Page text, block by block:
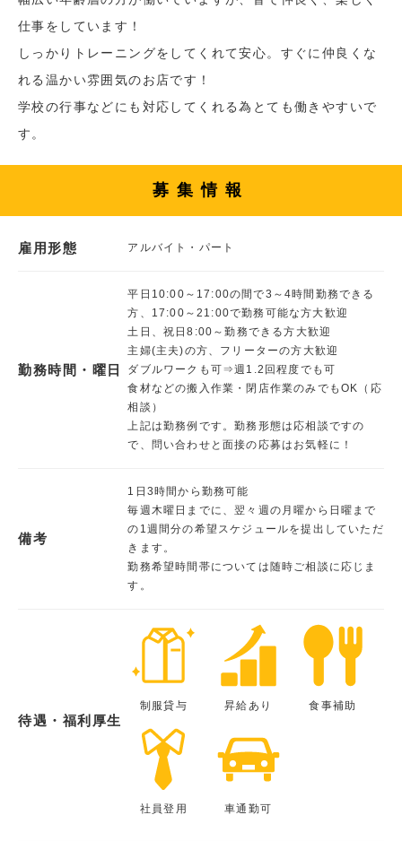
仕事をしています！
しっかりトレーニングをしてくれて安心。すぐに仲良くな
れる温かい雰囲気のお店です！
学校の行事などにも対応してくれる為とても働きやすいで
す。
募集情報
雇用形態 アルバイト・パート
勤務時間・曜日
平日10:00～17:00の間で3～4時間勤務できる
方、17:00～21:00で勤務可能な方大歓迎
土日、祝日8:00～勤務できる方大歓迎
主婦(主夫)の方、フリーターの方大歓迎
ダブルワークも可⇒週1.2回程度でも可
食材などの搬入作業・閉店作業のみでもOK（応
相談）
上記は勤務例です。勤務形態は応相談ですの
で、問い合わせと面接の応募はお気軽に！
備考
1日3時間から勤務可能
毎週木曜日までに、翌々週の月曜から日曜まで
の1週間分の希望スケジュールを提出していただ
きます。
勤務希望時間帯については随時ご相談に応じま
す。
待遇・福利厚生
制服貸与 昇給あり 食事補助
社員登用 車通勤可